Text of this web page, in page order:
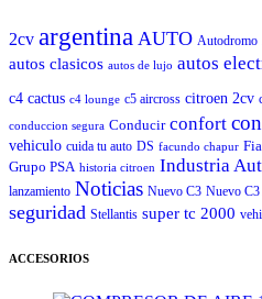
2cv argentina AUTO Autodromo
autos clasicos autos de lujo autos
c4 cactus c4 lounge c5 aircross citroen 2cv
conduccion segura Conducir confort
vehiculo cuida tu auto DS facundo chapur
Grupo PSA historia citroen Industria
lanzamiento Noticias Nuevo C3 Nuevo
seguridad Stellantis super tc 2000
ACCESORIOS